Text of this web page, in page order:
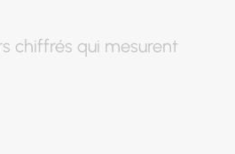
chiffrés qui mesurent